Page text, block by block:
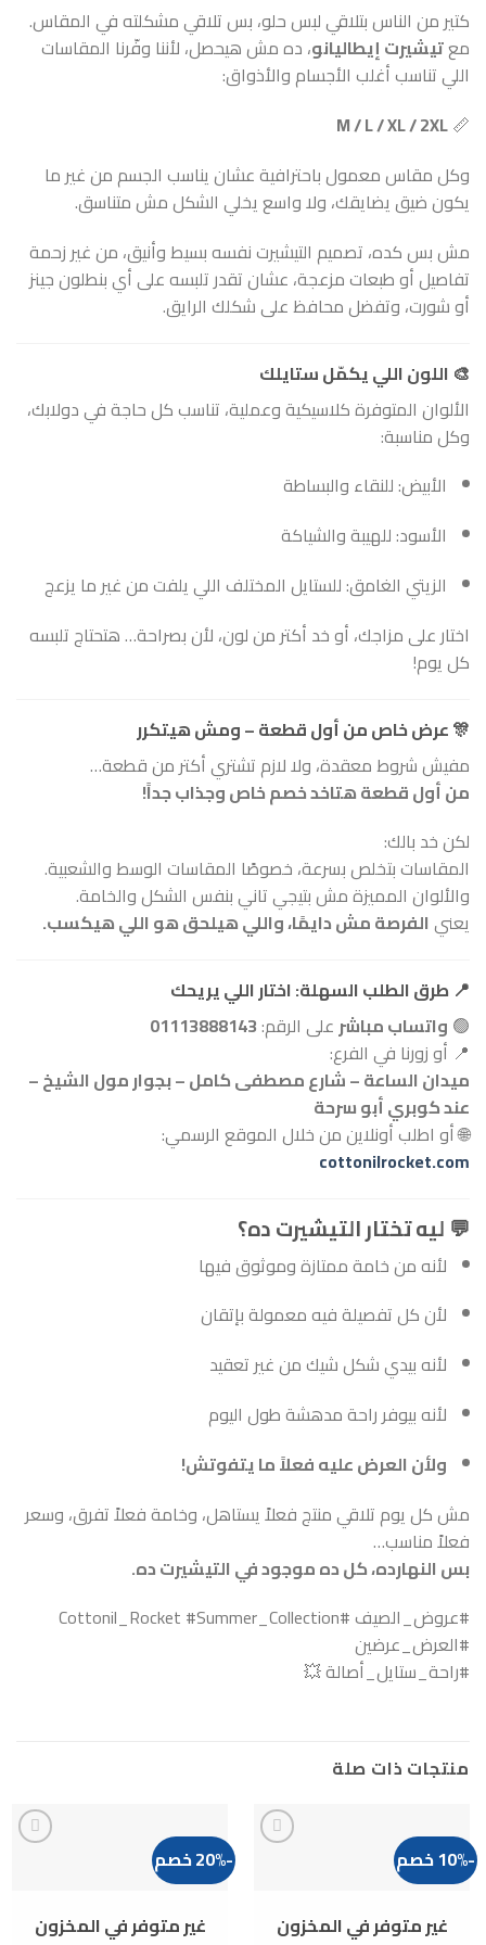
كتير من الناس بتلاقي لبس حلو، بس تلاقي مشكلته في المقاس.
معتيشيرت إيطاليانو، ده مش هيحصل، لأننا وفّرنا المقاسات
اللي تناسب أغلب الأجسام والأذواق:
📏
M / L / XL / 2XL
وكل مقاس معمول باحترافية عشان يناسب الجسم من غير ما
يكون ضيق يضايقك، ولا واسع يخلي الشكل مش متناسق.
مش بس كده، تصميم التيشيرت نفسه بسيط وأنيق، من غير زحمة
تفاصيل أو طبعات مزعجة، عشان تقدر تلبسه على أي بنطلون جينز
أو شورت، وتفضل محافظ على شكلك الرايق.
🎨 اللون اللي يكمّل ستايلك
الألوان المتوفرة كلاسيكية وعملية، تناسب كل حاجة في دولابك،
وكل مناسبة:
الأبيض: للنقاء والبساطة
الأسود: للهيبة والشياكة
الزيتي الغامق: للستايل المختلف اللي يلفت من غير ما يزعج
اختار على مزاجك، أو خد أكتر من لون، لأن بصراحة… هتحتاج تلبسه
كل يوم!
🎊عرض خاص من أول قطعة – ومش هيتكرر
مفيش شروط معقدة، ولا لازم تشتري أكتر من قطعة…
من أول قطعة هتاخد خصم خاص وجذاب جداً!
لكن خد بالك:
المقاسات بتخلص بسرعة، خصوصًا المقاسات الوسط والشعبية.
والألوان المميزة مش بتيجي تاني بنفس الشكل والخامة.
يعني الفرصة مش دايمًا، واللي هيلحق هو اللي هيكسب.
📍 طرق الطلب السهلة: اختار اللي يريحك
🟢 واتساب مباشرعلى الرقم:01113888143
📍 أو زورنا في الفرع:
ميدان الساعة – شارع مصطفى كامل – بجوار مول الشيخ –
عند كوبري أبو سرحة
🌐 أو اطلب أونلاين من خلال الموقع الرسمي:
cottonilrocket.com
💬ليه تختار التيشيرت ده؟
لأنه من خامة ممتازة وموثوق فيها
لأن كل تفصيلة فيه معمولة بإتقان
لأنه بيدي شكل شيك من غير تعقيد
لأنه بيوفر راحة مدهشة طول اليوم
ولأن العرض عليه فعلاً ما يتفوتش!
مش كل يوم تلاقي منتج فعلاً يستاهل، وخامة فعلاً تفرق، وسعر
فعلاً مناسب…
بس النهارده، كل ده موجود في التيشيرت ده.
#عروض_الصيف #Cottonil_Rocket #Summer_Collection
#العرض_عرضين
#راحة_ستايل_أصالة 💥
منتجات ذات صلة
-10% خصم
غير متوفر في المخزون
-20% خصم
غير متوفر في المخزون